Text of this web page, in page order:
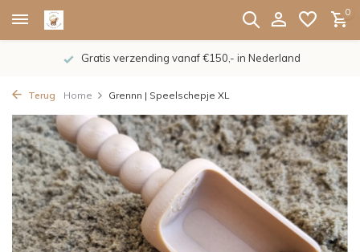
0
Gratis verzending vanaf €150,- in Nederland
Terug Home Grennn | Speelschepje XL